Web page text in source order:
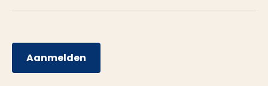
Aanmelden